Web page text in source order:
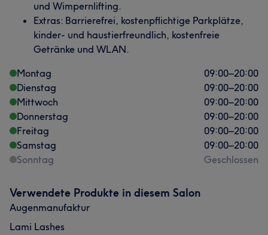
und Wimpernlifting.
Extras: Barrierefrei, kostenpflichtige Parkplätze,
kinder- und haustierfreundlich, kostenfreie
Getränke und WLAN.
Montag
09:00–20:00
Dienstag
09:00–20:00
Mittwoch
09:00–20:00
Donnerstag
09:00–20:00
Freitag
09:00–20:00
Samstag
09:00–20:00
Sonntag
Geschlossen
Verwendete Produkte in diesem Salon
Augenmanufaktur
Lami Lashes